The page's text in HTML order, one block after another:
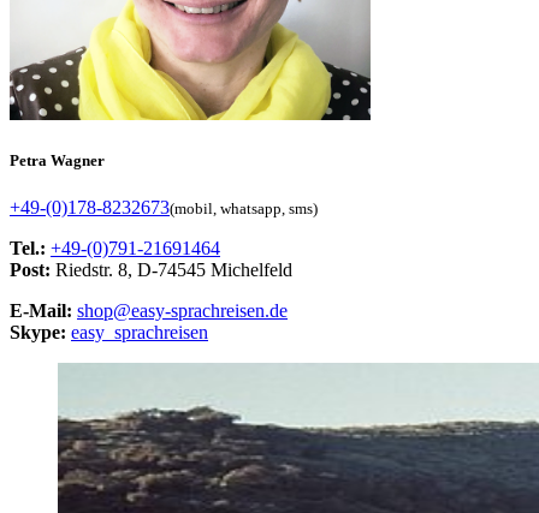
Petra Wagner
+49-(0)178-8232673(mobil, whatsapp, sms)
Tel.: +49-(0)791-21691464
Post: Riedstr. 8, D-74545 Michelfeld
E-Mail: shop@easy-sprachreisen.de
Skype: easy_sprachreisen